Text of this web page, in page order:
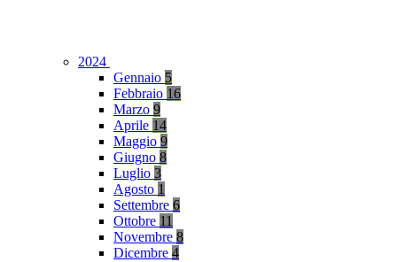
2024
Gennaio 5
Febbraio 16
Marzo 9
Aprile 14
Maggio 9
Giugno 8
Luglio 3
Agosto 1
Settembre 6
Ottobre 11
Novembre 8
Dicembre 4